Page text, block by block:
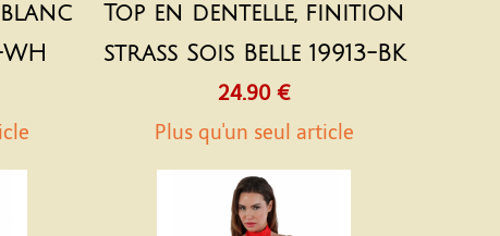
blanc
Top en dentelle, finition
strass Sois Belle 19913-BK
24.90 €
Plus qu'un seul article